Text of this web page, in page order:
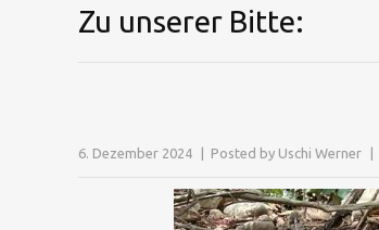
Zu unserer Bitte:
6. Dezember 2024 Posted by Uschi Werner